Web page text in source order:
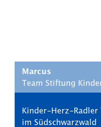
Marcus
Team Stiftung
Kinder-Herz-Radler
im Südschwarzwald